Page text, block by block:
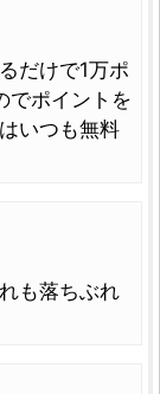
だけで1万ポ
でポイントを
いつも無料
も落ちぶれ